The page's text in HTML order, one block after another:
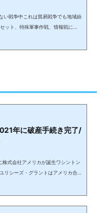
い戦争中これは貿易戦争でも地域紛
ット、特殊軍事作戦、情報戦によ
のアラ...
年に破産手続き完了/
株式会社アメリカが誕生ワシントン
リシーズ・グラントはアメリカ合